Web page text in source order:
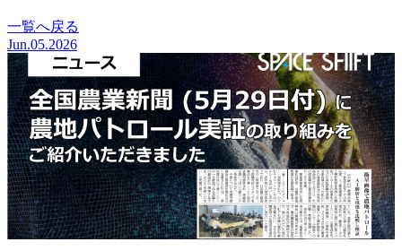
一覧へ戻る
Jun.05.2026